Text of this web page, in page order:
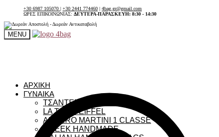
+30 6987 105070 | +30 2441 774460 | 4bag.gr@gmail.com
ΩΡΕΣ ΕΠΙΚΟΙΝΩΝΙΑΣ: ΔΕΥΤΕΡΑ-ΠΑΡΑΣΚΕΥΗ: 8:30 - 14:30
MENU
ΑΡΧΙΚΗ
ΓΥΝΑΙΚΑ
ΤΣΑΝΤΕΣ ΓΥΝΑΙΚΕΙΕΣ
LA TOUR EIFFEL
ALVIERO MARTINI 1 CLASSE
GREEK HANDMADE